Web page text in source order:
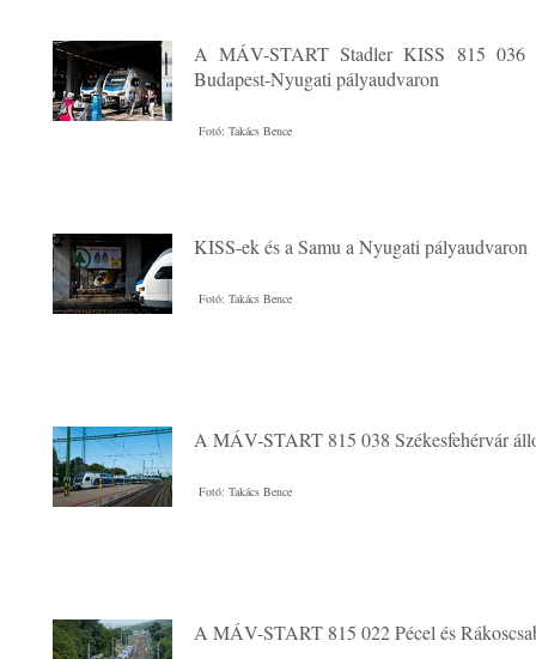
A MÁV-START Stadler KISS 815 036
Budapest-Nyugati pályaudvaron
Fotó: Takács Bence
KISS-ek és a Samu a Nyugati pályaudvaron
Fotó: Takács Bence
A MÁV-START 815 038 Székesfehérvár
Fotó: Takács Bence
A MÁV-START 815 022 Pécel és